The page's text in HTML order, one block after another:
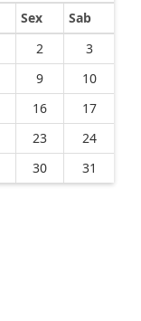
Sex
Sab
2
3
9
10
16
17
23
24
30 31